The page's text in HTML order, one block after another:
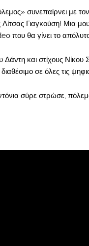
συνεπαίρνει με
Λίτσας Γιαγκούση! Μια
που θα γίνει το
και στίχους
σε όλες τις
σύρε στρώσε,